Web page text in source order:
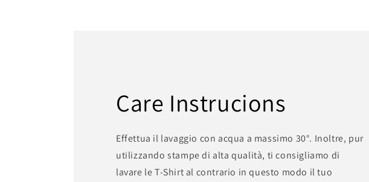
Care Instrucions
Effettua il lavaggio con acqua a massimo 30°. Inoltre, pur
utilizzando stampe di alta qualità, ti consigliamo di
lavare le T-Shirt al contrario in questo modo il tuo